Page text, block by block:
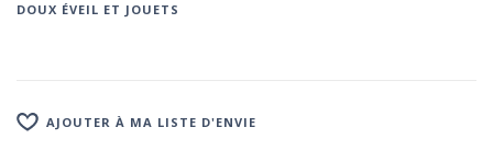
DOUX ÉVEIL ET JOUETS
AJOUTER À MA LISTE D'ENVIE